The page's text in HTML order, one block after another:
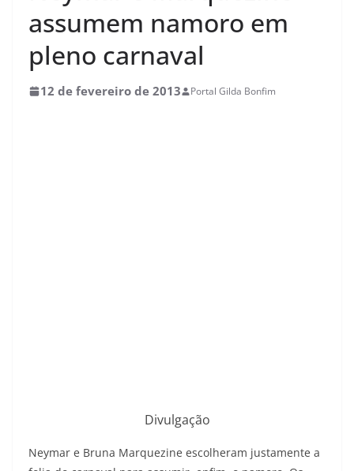
assumem namoro em
pleno carnaval
12 de fevereiro de 2013 Portal Gilda Bonfim
Divulgação
Neymar e Bruna Marquezine escolheram justamente a